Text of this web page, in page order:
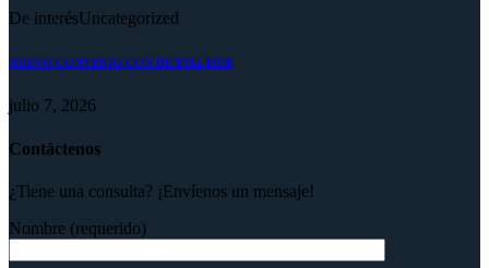
De interésUncategorized
NUEVO CONVENIO CON DENTAL HUB
julio 7, 2026
Contáctenos
¿Tiene una consulta? ¡Envíenos un mensaje!
Nombre (requerido)